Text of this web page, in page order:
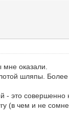
оказали.
шляпы. Более
- это совершенно
(в чем и не